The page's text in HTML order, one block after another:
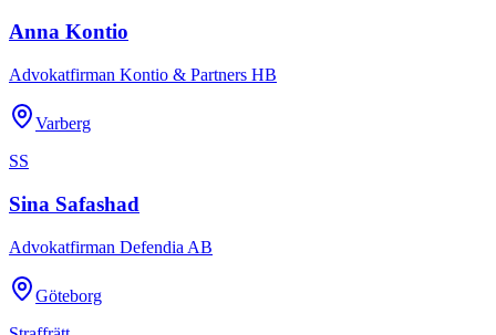
Anna Kontio
Advokatfirman Kontio & Partners HB
Varberg
SS
Sina Safashad
Advokatfirman Defendia AB
Göteborg